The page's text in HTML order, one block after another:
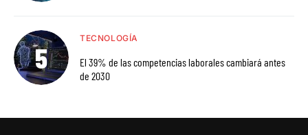
TECNOLOGÍA
El 39% de las competencias laborales cambiará antes
de 2030